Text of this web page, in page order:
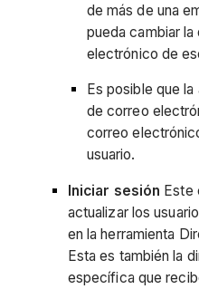
de más de una
pueda cambiar
electrónico de
Es posible que
de correo
correo
usuario.
Iniciar sesión Este
actualizar los
en la herramienta
Esta es también la
específica que